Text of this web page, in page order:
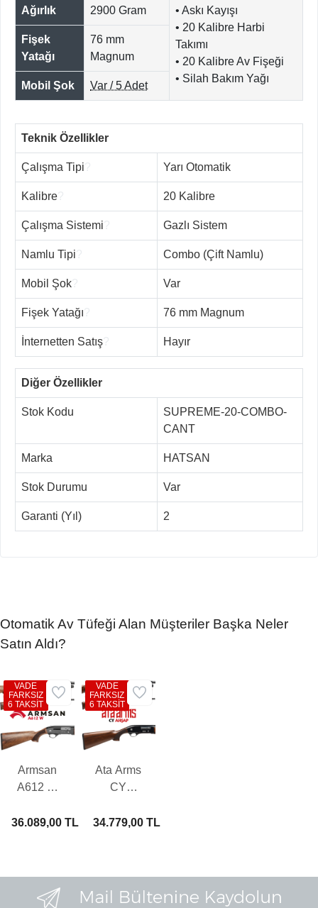
• Askı Kayışı
• 20 Kalibre Harbi
Takımı
• 20 Kalibre Av Fişeği
• Silah Bakım Yağı
Ağırlık 2900 Gram
Fişek
Yatağı
76 mm
Magnum
Mobil Şok Var / 5 Adet
Teknik Özellikler
Çalışma Tipi Yarı Otomatik
Kalibre 20 Kalibre
Çalışma Sistemi Gazlı Sistem
Namlu Tipi Combo (Çift Namlu)
Mobil Şok Var
Fişek Yatağı 76 mm Magnum
İnternetten Satış Hayır
Diğer Özellikler
Stok Kodu
SUPREME-20-COMBO-
CANT
Marka HATSAN
Stok Durumu Var
Garanti (Yıl) 2
Otomatik Av Tüfeği Alan Müşteriler Başka Neler
Satın Aldı?
Armsan
A612 W
Av Tüfeği
36.089,00 TL
VADE
FARKSIZ
6 TAKSİT
Ata Arms
CY
Otomatik
34.779,00 TL
VADE
FARKSIZ
6 TAKSİT